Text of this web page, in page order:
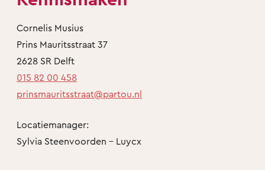
Cornelis Musius
Prins Mauritsstraat 37
2628 SR Delft
015 82 00 458
prinsmauritsstraat@partou.nl
Locatiemanager:
Sylvia Steenvoorden - Luycx